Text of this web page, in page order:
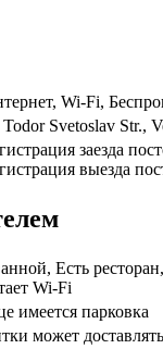
Wi-Fi,
Todor Svetoslav Str.,
заезда
выезда
Есть
Wi-Fi
имеется парковка
может